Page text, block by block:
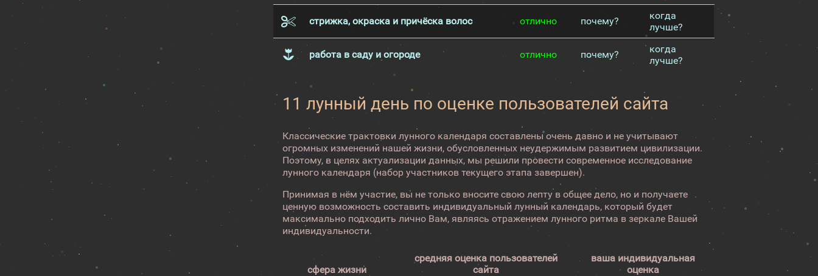
стрижка, окраска и причёска волос отлично почему?
когда
лучше?
работа в саду и огороде отлично почему?
когда
лучше?
11 лунный день по оценке пользователей сайта
Классические трактовки лунного календаря составлены очень давно и не учитывают
огромных изменений нашей жизни, обусловленных неудержимым развитием цивилизации.
Поэтому, в целях актуализации данных, мы решили провести современное исследование
лунного календаря (набор участников текущего этапа завершен).
Принимая в нём участие, вы не только вносите свою лепту в общее дело, но и получаете
ценную возможность составить индивидуальный лунный календарь, который будет
максимально подходить лично Вам, являясь отражением лунного ритма в зеркале Вашей
индивидуальности.
сфера жизни
средняя оценка пользователей
сайта
ваша индивидуальная
оценка